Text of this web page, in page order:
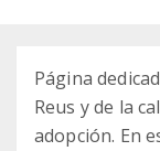
Página
Reus y de la
adopción. En